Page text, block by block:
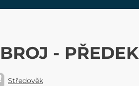
- PŘEDEK
Středověk